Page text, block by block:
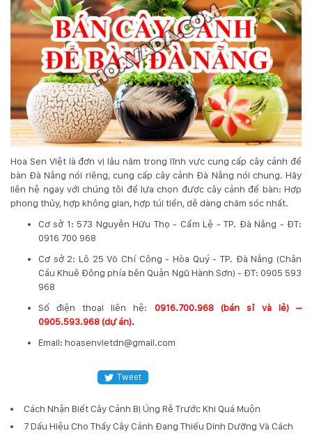
Hoa Sen Việt là đơn vị lâu năm trong lĩnh vực cung cấp cây cảnh để
bàn Đà Nẵng nói riêng, cung cấp cây cảnh Đà Nẵng nói chung. Hãy
liên hệ ngay với chúng tôi để lựa chọn được cây cảnh để bàn: Hợp
phong thủy, hợp không gian, hợp túi tiền, dễ dàng chăm sóc nhất.
Cơ sở 1: 573 Nguyễn Hữu Thọ - Cẩm Lệ - TP. Đà Nẵng - ĐT:
0916 700 968
Cơ sở 2: Lô 25 Võ Chí Công - Hòa Quý - TP. Đà Nẵng (Chân
Cầu Khuê Đông phía bên Quận Ngũ Hành Sơn) - ĐT: 0905 593
968
​Số điện thoại liên hệ: 0916.700.968 (bán sỉ và lẻ) –
0905.593.968 (dự án).
Email: hoasenvietdn@gmail.com
Tweet
Cách Nhận Biết Cây Cảnh Bị Úng Rễ Trước Khi Quá Muộn
7 Dấu Hiệu Cho Thấy Cây Cảnh Đang Thiếu Dinh Dưỡng Và Cách